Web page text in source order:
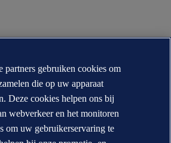
partners gebruiken cookies om
die op uw apparaat
Deze cookies helpen ons bij
webverkeer en het monitoren
om uw gebruikerservaring te